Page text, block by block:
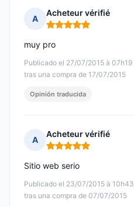
A
Acheteur vérifié
Nota: 5 de 5
Publicado el 27/07/2015 à 07h19
tras una compra de 17/07/2015
muy pro
Opinión traducida
A
Acheteur vérifié
Nota: 5 de 5
Publicado el 23/07/2015 à 10h43
tras una compra de 07/07/2015
Sitio web serio